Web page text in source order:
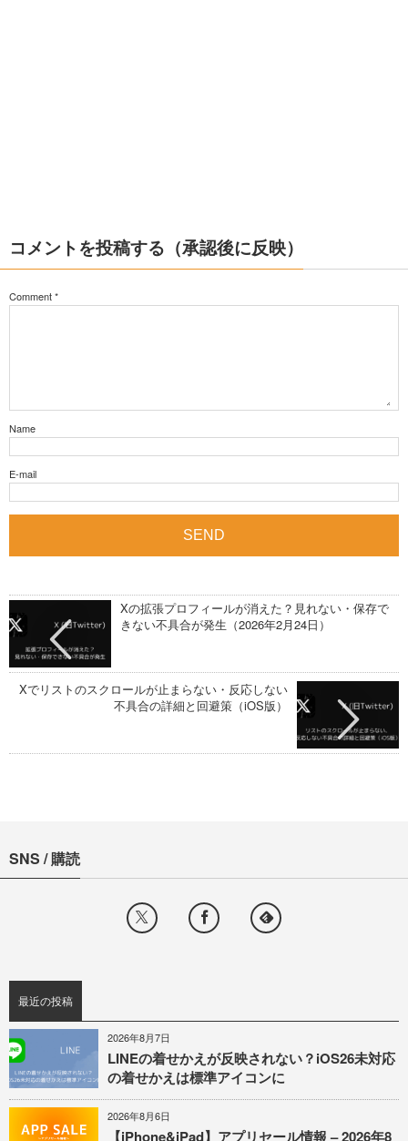
コメントを投稿する（承認後に反映）
Comment*
Name
E-mail
Xの拡張プロフィールが消えた？見れない・保存で
きない不具合が発生（2026年2月24日）
Xでリストのスクロールが止まらない・反応しない
不具合の詳細と回避策（iOS版）
SNS / 購読
最近の投稿
2026年8月7日
LINEの着せかえが反映されない？iOS26未対応
の着せかえは標準アイコンに
2026年8月6日
【iPhone&iPad】アプリセール情報 – 2026年8